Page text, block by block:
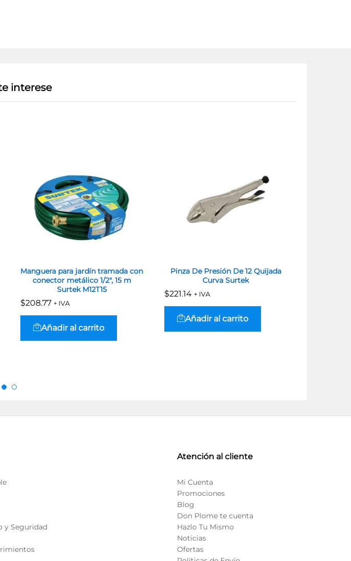
interese
Manguera para jardín tramada con
conector metálico 1/2″, 15 m
Surtek M12T15
$208.77 + IVA
$208.77
Añadir al carrito
Pinza De Presión De 12 Quijada
Curva Surtek
$221.14 + IVA
$221.14
Añadir al carrito
y Seguridad
Atención al cliente
Mi Cuenta
Promociones
Blog
Don Plome te cuenta
Hazlo Tu Mismo
Noticias
Ofertas